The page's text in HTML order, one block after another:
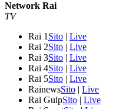
Network Rai
TV
Rai 1 Sito | Live
Rai 2Sito | Live
Rai 3Sito | Live
Rai 4Sito | Live
Rai 5Sito | Live
RainewsSito | Live
Rai GulpSito | Live